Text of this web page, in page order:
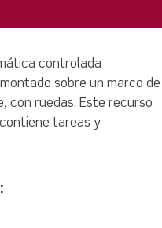
controlada
sobre un marco de
con ruedas. Este recurso
tareas y